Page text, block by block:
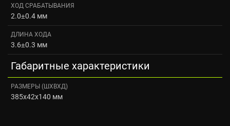
ХОД СРАБАТЫВАНИЯ
2.0±0.4 мм
ДЛИНА ХОДА
3.6±0.3 мм
Габаритные характеристики
РАЗМЕРЫ (ШXВXД)
385x42x140 мм